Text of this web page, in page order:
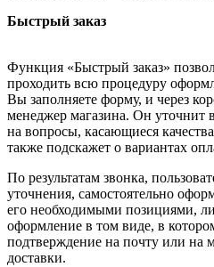
Быстрый заказ
Функция «Быстрый заказ»
проходить всю процедуру
Вы заполняете форму, и через
менеджер магазина. Он уточнит
на вопросы, касающиеся
также подскажет о вариантах
По результатам звонка,
уточнения, самостоятельно
его необходимыми позициями,
оформление в том виде, в
подтверждение на почту или на
доставки.